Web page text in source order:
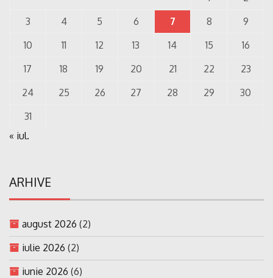
3
4 5 6 7 8
9
10
11 12 13 14 15
16
17
18 19 20 21 22
23
24
25 26 27 28 29
30
31
« iul.
ARHIVE
august 2026 (2)
iulie 2026 (2)
iunie 2026 (6)